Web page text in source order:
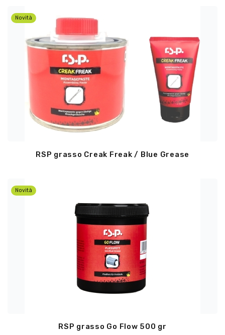
Novità
RSP grasso Creak Freak / Blue Grease
Novità
RSP grasso Go Flow 500 gr